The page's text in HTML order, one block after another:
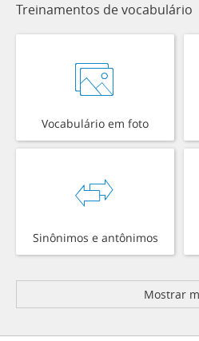
Treinamentos de vocabulário
Vocabulário em foto
Sinônimos e antônimos
Mostrar